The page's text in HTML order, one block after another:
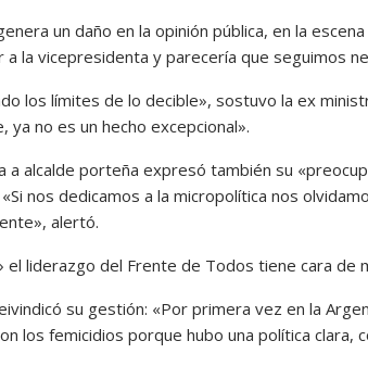
un daño en la opinión pública, en la
a la vicepresidenta y parecería que seguimos
los límites de lo decible», sostuvo la ex
ya no es un hecho excepcional».
a alcalde porteña expresó también su
nos dedicamos a la micropolítica nos
alertó.
el liderazgo del Frente de Todos tiene cara de
su gestión: «Por primera vez en la
los femicidios porque hubo una política clara,